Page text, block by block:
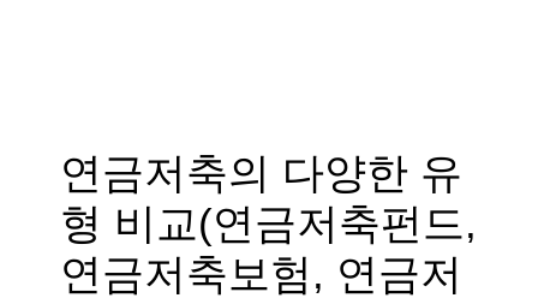
연금저축의 다양한 유
형 비교(연금저축펀드,
연금저축보험, 연금저